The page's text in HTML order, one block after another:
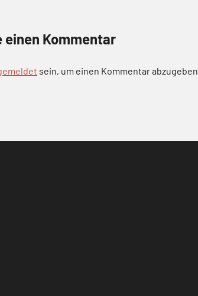
einen Kommentar
sein, um einen Kommentar abzugeben.